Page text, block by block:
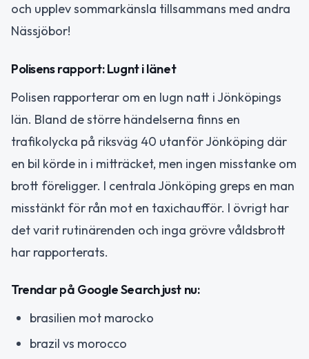
och upplev sommarkänsla tillsammans med andra
Nässjöbor!
Polisens rapport: Lugnt i länet
Polisen rapporterar om en lugn natt i Jönköpings
län. Bland de större händelserna finns en
trafikolycka på riksväg 40 utanför Jönköping där
en bil körde in i mitträcket, men ingen misstanke om
brott föreligger. I centrala Jönköping greps en man
misstänkt för rån mot en taxichaufför. I övrigt har
det varit rutinärenden och inga grövre våldsbrott
har rapporterats.
Trendar på Google Search just nu:
brasilien mot marocko
brazil vs morocco